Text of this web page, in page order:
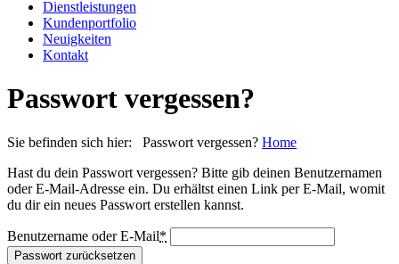
Dienstleistungen
Kundenportfolio
Neuigkeiten
Kontakt
Passwort vergessen?
Sie befinden sich hier: Passwort vergessen? Home
Hast du dein Passwort vergessen? Bitte gib deinen Benutzernamen
oder E-Mail-Adresse ein. Du erhältst einen Link per E-Mail, womit
du dir ein neues Passwort erstellen kannst.
Benutzername oder E-Mail*
Passwort zurücksetzen